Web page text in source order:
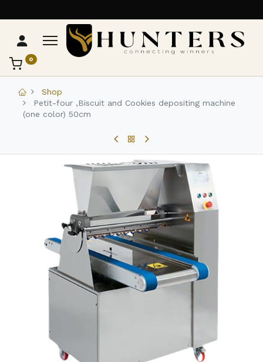
0
Shop
Petit-four ,Biscuit and Cookies depositing machine
(one color) 50cm
تواصل مع Hunters
عادةً بنرد في دقائق